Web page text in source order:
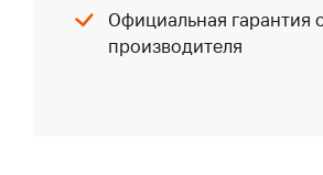
Официальная гарантия
производителя